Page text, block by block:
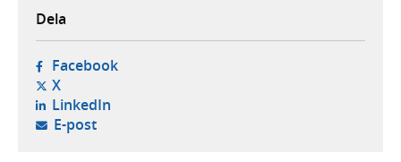
Dela
Facebook- öppnas i ny flik, extern webbplats,
X- öppnas i ny flik, extern webbplats,
LinkedIn- öppnas i ny flik, extern webbplats,
E-post- öppnar din e-postklient,